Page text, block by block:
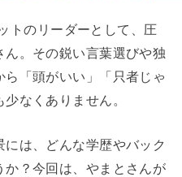
トのリーダーとして、圧
。その鋭い言葉選びや独
「頭がいい」「只者じゃ
なくありません。
は、どんな学歴やバック
か？今回は、やまとさんが